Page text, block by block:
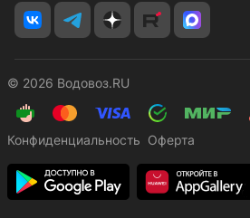
© 2026 Водовоз.RU
Конфиденциальность Оферта